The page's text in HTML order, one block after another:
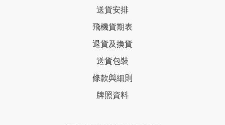
送貨安排
飛機貨期表
退貨及換貨
送貨包裝
條款與細則
牌照資料